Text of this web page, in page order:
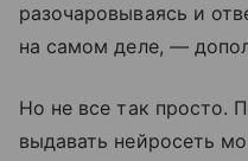
разочаровываясь и
на самом деле, —
Но не все так просто.
выдавать нейросеть